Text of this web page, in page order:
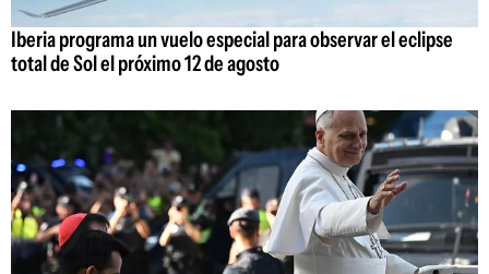
Iberia programa un vuelo especial para observar el eclipse
total de Sol el próximo 12 de agosto